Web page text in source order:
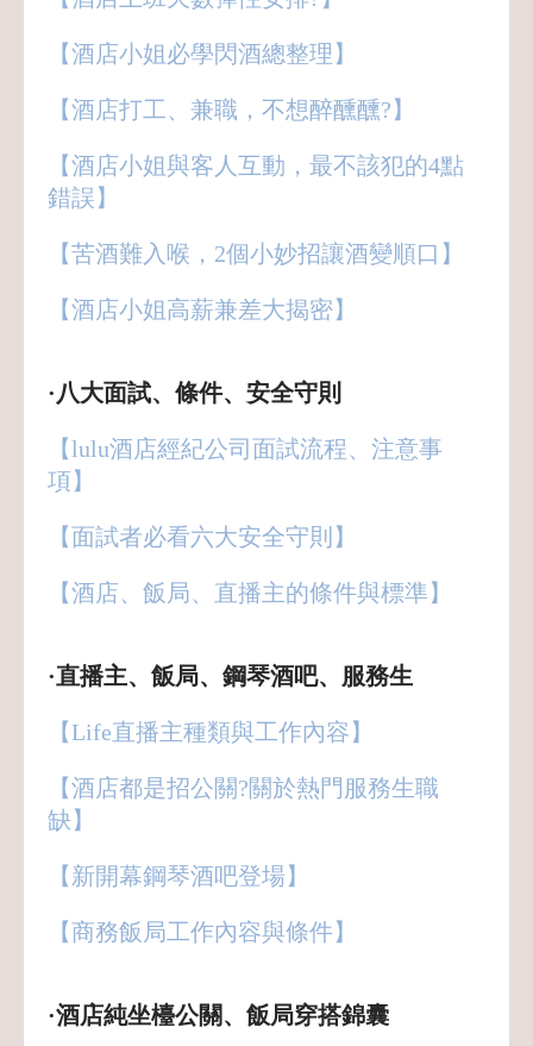
【酒店小姐必學閃酒總整理】
【酒店打工、兼職，不想醉醺醺?】
【酒店小姐與客人互動，最不該犯的4點
錯誤】
【苦酒難入喉，2個小妙招讓酒變順口】
【酒店小姐高薪兼差大揭密】
·八大面試、條件、安全守則
【lulu酒店經紀公司面試流程、注意事
項】
【面試者必看六大安全守則】
【酒店、飯局、直播主的條件與標準】
·直播主、飯局、鋼琴酒吧、服務生
【Life直播主種類與工作內容】
【酒店都是招公關?關於熱門服務生職
缺】
【新開幕鋼琴酒吧登場】
【商務飯局工作內容與條件】
·酒店純坐檯公關、飯局穿搭錦囊